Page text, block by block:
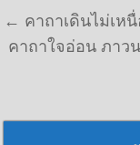
แนะแนวเรื่อง
← คาถาเดินไม่เหนื่
คาถาใจอ่อน ภาว